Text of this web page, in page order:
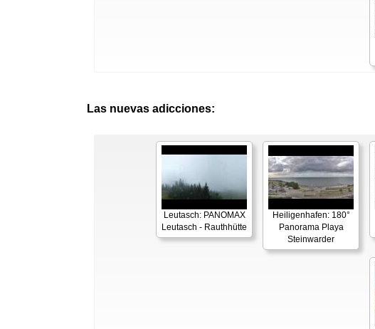
Las nuevas adicciones:
Leutasch: PANOMAX
Leutasch - Rauthhütte
Heiligenhafen: 180°
Panorama Playa
Steinwarder